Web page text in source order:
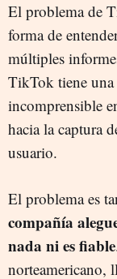
El problema de
forma de
múltiples
TikTok tiene una
incomprensible
hacia la captura
usuario.
El problema es
compañía
nada ni es fiable
norteamericano,